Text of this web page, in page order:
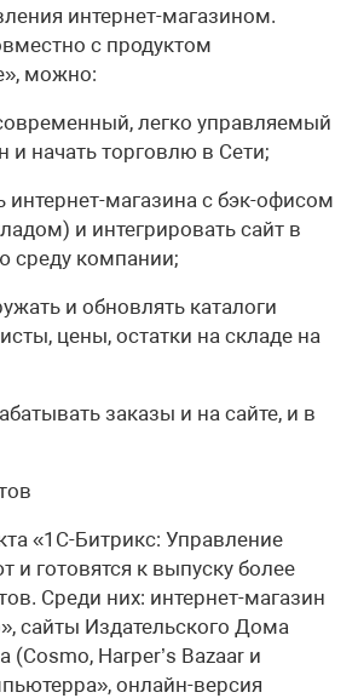
интернет-магазином.
с продуктом
можно:
легко управляемый
и начать торговлю в Сети;
интернет-магазина с бэк-офисом
и интегрировать сайт в
среду компании;
и обновлять каталоги
цены, остатки на складе на
заказы и на сайте, и в
«1С-Битрикс: Управление
и готовятся к выпуску более
Среди них: интернет-магазин
сайты Издательского Дома
(Cosmo, Harper’s Bazaar и
онлайн-версия